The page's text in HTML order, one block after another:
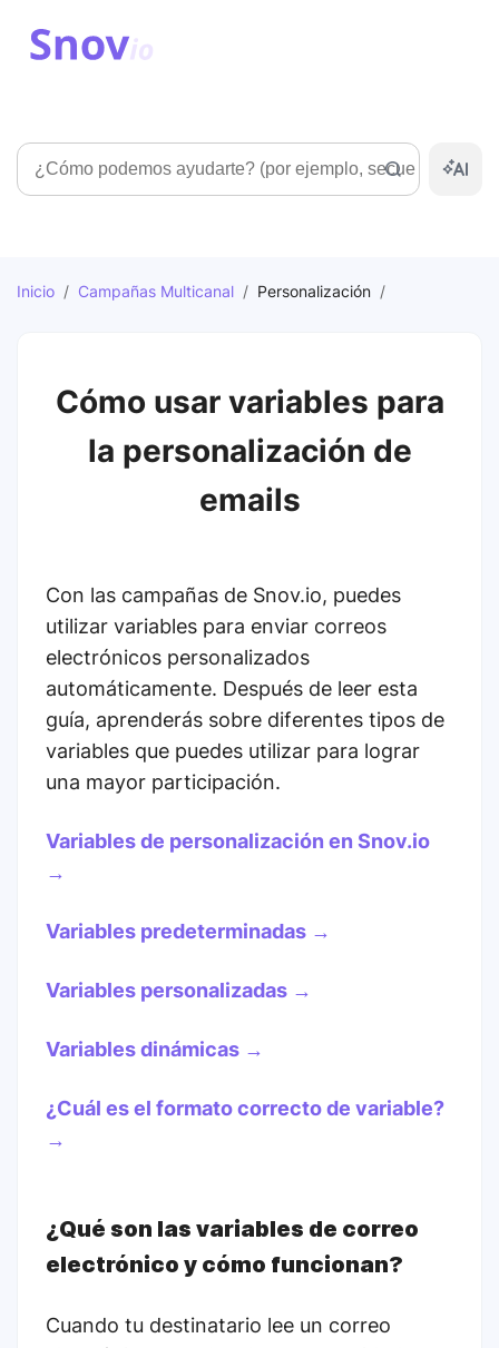
Búsqueda
Inicio / Campañas Multicanal / Personalización /
Cómo usar variables para
la personalización de
emails
Con las campañas de Snov.io, puedes
utilizar variables para enviar correos
electrónicos personalizados
automáticamente. Después de leer esta
guía, aprenderás sobre diferentes tipos de
variables que puedes utilizar para lograr
una mayor participación.
Variables de personalización en Snov.io
→
Variables predeterminadas →
Variables personalizadas →
Variables dinámicas →
¿Cuál es el formato correcto de variable?
→
¿Qué son las variables de correo
electrónico y cómo funcionan?
Cuando tu destinatario lee un correo